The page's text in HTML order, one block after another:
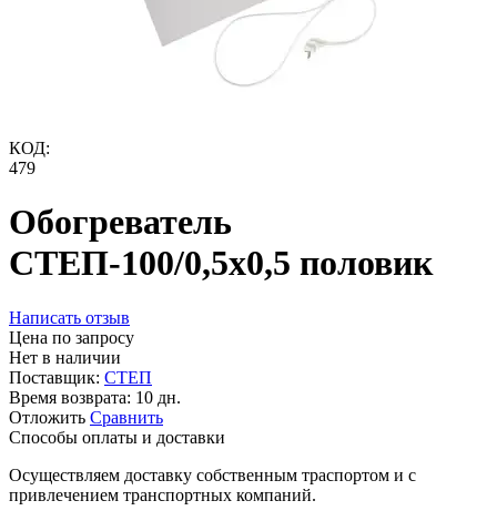
КОД:
479
Обогреватель
СТЕП-100/0,5х0,5 половик
Написать отзыв
Цена по запросу
Нет в наличии
Поставщик: СТЕП
Время возврата: 10 дн.
Отложить Сравнить
Способы оплаты и доставки
Осуществляем доставку собственным траспортом и с
привлечением транспортных компаний.